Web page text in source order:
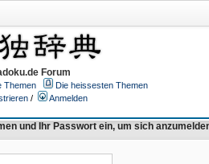
Forum
Themen
Die heissesten Themen
/
Anmelden
und Ihr Passwort ein, um sich